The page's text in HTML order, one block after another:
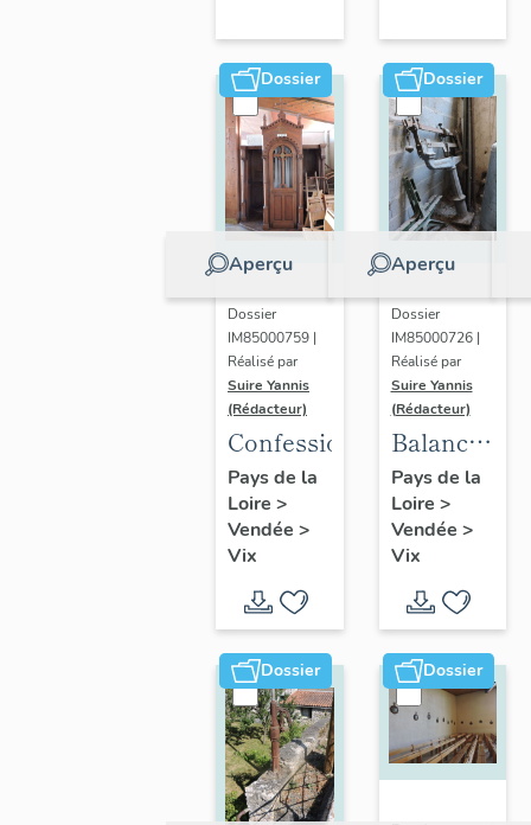
Dossier
Aperçu
Dossier
IM85000759 |
Réalisé par
Suire Yannis
(Rédacteur)
Confessionnal
Pays de la
Loire >
Vendée >
Vix
Dossier
Aperçu
Dossier
IM85000726 |
Réalisé par
Suire Yannis
(Rédacteur)
Balance
publique
Pays de la
Loire >
Vendée >
Vix
Dossier Dossier